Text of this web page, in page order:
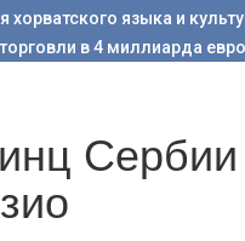
хорватского языка и
в 4 миллиарда евро